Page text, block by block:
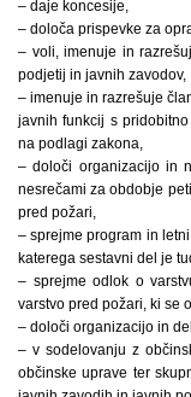
– daje koncesije,
– določa prispevke za
– voli, imenuje in
podjetij in javnih zavodov,
– imenuje in razrešuje
javnih funkcij s
na podlagi zakona,
– določi organizacijo in
nesrečami za obdobje
pred požari,
– sprejme program in
katerega sestavni del je
– sprejme odlok o
varstvo pred požari, ki se
– določi organizacijo in
– v sodelovanju z
občinske uprave ter